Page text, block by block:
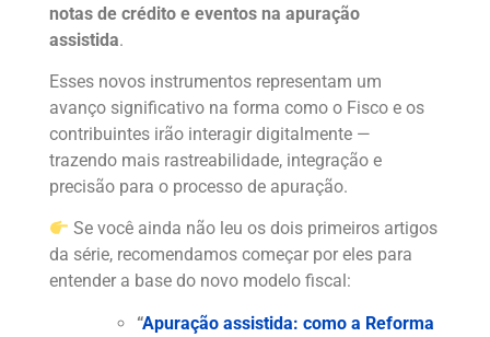
notas de crédito e eventos na apuração
assistida.
Esses novos instrumentos representam um
avanço significativo na forma como o Fisco e os
contribuintes irão interagir digitalmente —
trazendo mais rastreabilidade, integração e
precisão para o processo de apuração.
Se você ainda não leu os dois primeiros artigos
da série, recomendamos começar por eles para
entender a base do novo modelo fiscal:
“Apuração assistida: como a Reforma